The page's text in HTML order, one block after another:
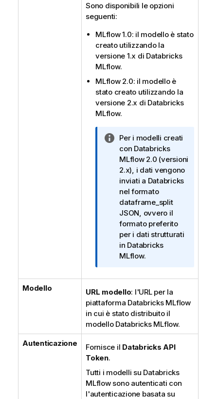
Sono disponibili le opzioni
seguenti:
MLflow 1.0: il modello è stato
creato utilizzando la
versione 1.x di Databricks
MLflow.
MLflow 2.0: il modello è
stato creato utilizzando la
versione 2.x di Databricks
MLflow.
N
o
t
a
i
n
f
o
r
m
a
t
c
a
Per i modelli creati
con Databricks
MLflow 2.0 (versioni
2.x), i dati vengono
inviati a Databricks
nel formato
dataframe_split
JSON, ovvero il
formato preferito
per i dati strutturati
in Databricks
MLflow.
Modello URL modello: l'URL per la
piattaforma Databricks MLflow
in cui è stato distribuito il
modello Databricks MLflow.
Autenticazione Fornisce il Databricks API
Token.
Tutti i modelli su Databricks
MLflowsono autenticati con
l'autenticazione basata su